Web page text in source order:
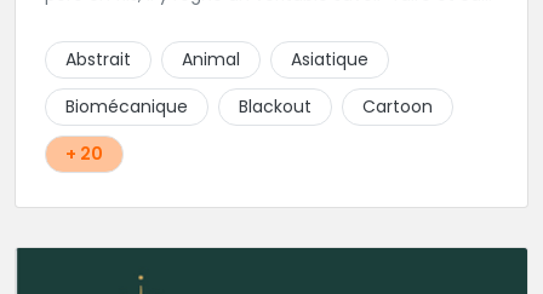
réalisés par les tatoueurs du shop. N'hésitez-plus,
Squal Tattoo est un véritable institution du tatouage
!!
Abstrait Animal
Asiatique
Biomécanique
Blackout
Cartoon
+ 20